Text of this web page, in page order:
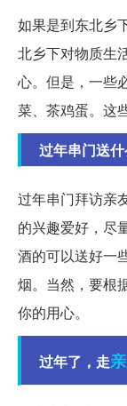
如果是到东北乡
北乡下对物质生
心。但是，一些
菜、茶鸡蛋。这
过年串门送
过年串门拜访亲
的兴趣爱好，尽
酒的可以送好一
烟。当然，要根
你的用心。
过年了，走